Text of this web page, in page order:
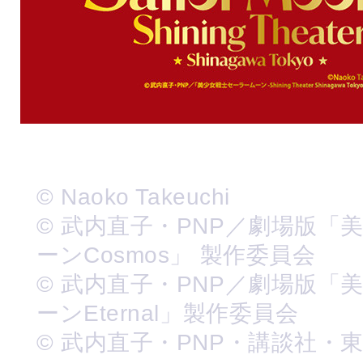
© Naoko Takeuchi
© 武内直子・PNP／劇場版「
ーンCosmos」 製作委員会
© 武内直子・PNP／劇場版「
ーンEternal」製作委員会
© 武内直子・PNP・講談社・